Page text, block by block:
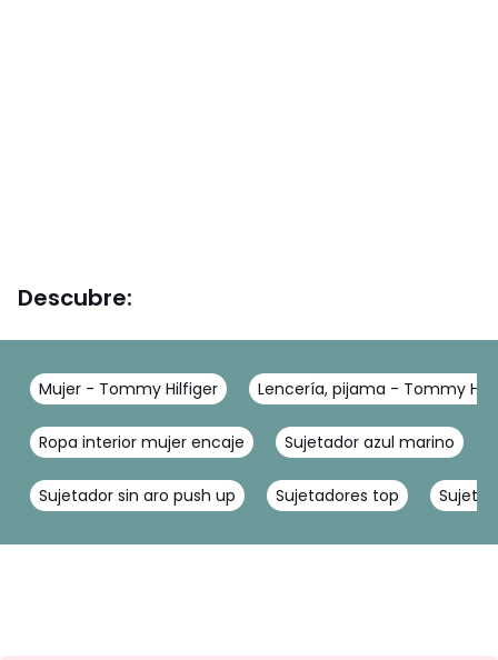
Descubre:
Mujer - Tommy Hilfiger Lencería, pijama - Tommy
Ropa interior mujer encaje Sujetador azul marino
Sujetador sin aro push up Sujetadores top